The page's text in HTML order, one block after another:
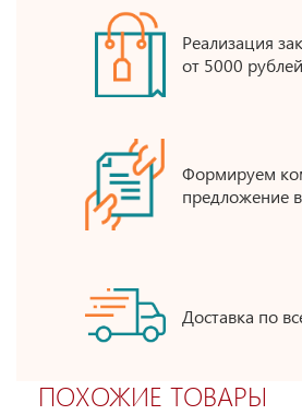
Реализация
от 5000 рублей
Формируем
предложение
Доставка по
ПОХОЖИЕ ТОВАРЫ